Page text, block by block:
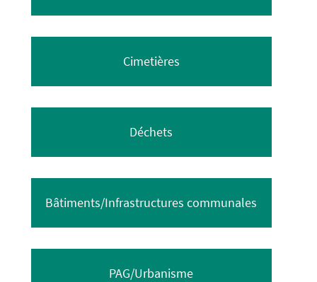
Cimetières
Déchets
Bâtiments/Infrastructures communales
PAG/Urbanisme